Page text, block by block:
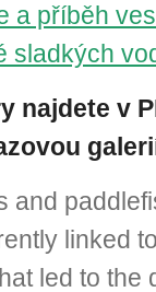
a příběh
sladkých
najdete v
and
linked
led to the